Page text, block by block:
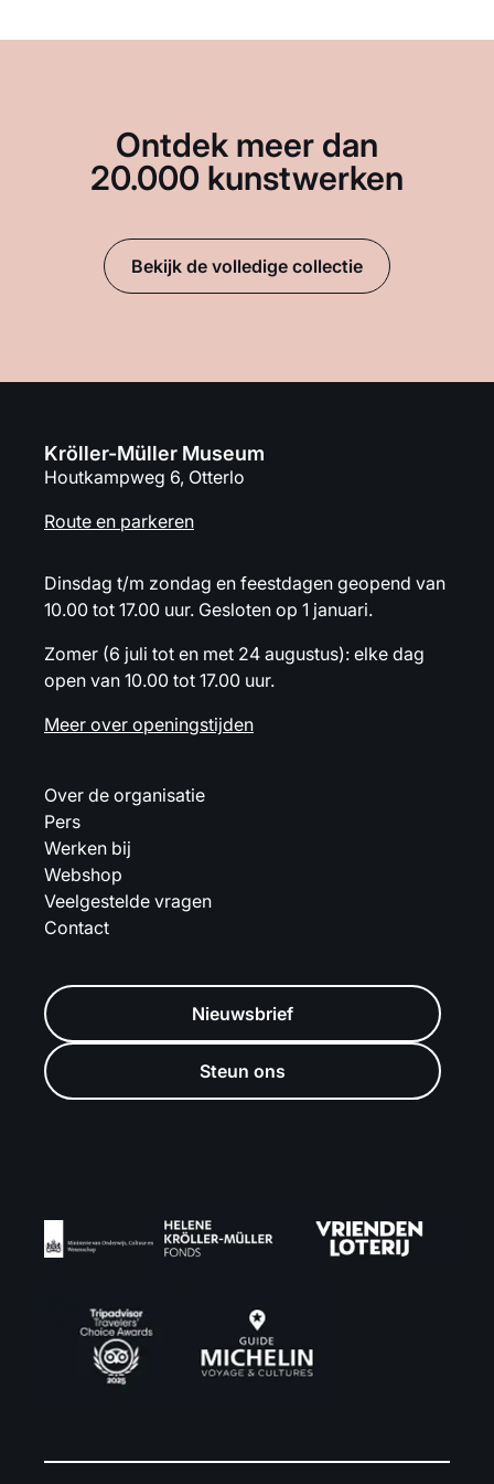
Ontdek meer dan
20.000 kunstwerken
Bekijk de volledige collectie
Kröller-Müller Museum
Houtkampweg 6, Otterlo
Route en parkeren
Dinsdag t/m zondag en feestdagen geopend van
10.00 tot 17.00 uur. Gesloten op 1 januari.
Zomer (6 juli tot en met 24 augustus): elke dag
open van 10.00 tot 17.00 uur.
Meer over openingstijden
Over de organisatie
Pers
Werken bij
Webshop
Veelgestelde vragen
Contact
Nieuwsbrief
Steun ons